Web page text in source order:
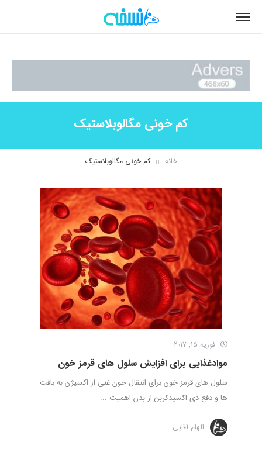
کم خونی مگالوبلاستیک
خانه کم خونی مگالوبلاستیک
فوریه 15, 2017
موادغذایی برای افزایش سلول های قرمز خون
سلول های قرمز خون برای انتقال خون غنی از اکسیژن به بافت
ها و دفع دی اکسیدکربن از بدن اهمیت ...
الهام آقایی